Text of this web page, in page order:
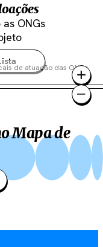
ONGs
de atuação das ONGs
Mapa de